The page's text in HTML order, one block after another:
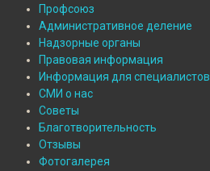
Подвал:
больнице
Профсоюз
Административное деление
Надзорные органы
Правовая информация
Информация для специалистов
СМИ о нас
Советы
Благотворительность
Отзывы
Фотогалерея